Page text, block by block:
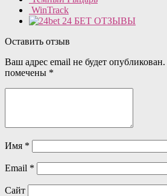
WinTrack
24 БЕТ ОТЗЫВЫ
Оставить отзыв
Ваш адрес email не будет опубликован.
помечены *
Имя *
Email *
Сайт